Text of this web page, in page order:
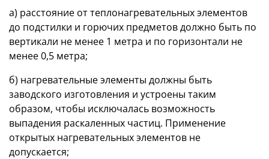
а) расстояние от теплонагревательных элементов
до подстилки и горючих предметов должно быть по
вертикали не менее 1 метра и по горизонтали не
менее 0,5 метра;
б) нагревательные элементы должны быть
заводского изготовления и устроены таким
образом, чтобы исключалась возможность
выпадения раскаленных частиц. Применение
открытых нагревательных элементов не
допускается;